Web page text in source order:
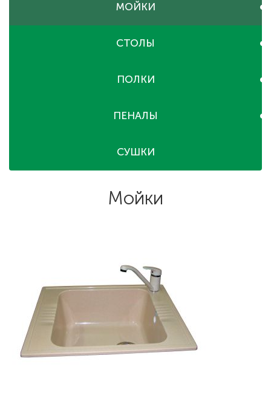
МОЙКИ
СТОЛЫ
ПОЛКИ
ПЕНАЛЫ
СУШКИ
Мойки